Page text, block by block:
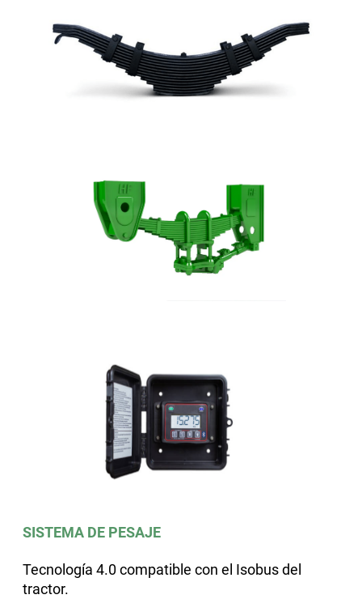
SISTEMA DE PESAJE
Tecnología 4.0 compatible con el Isobus del
tractor.